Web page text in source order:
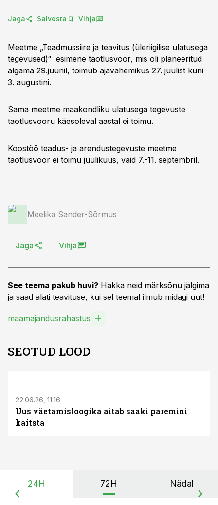
Jaga Salvesta Vihja
Meetme „Teadmussiire ja teavitus (üleriigilise ulatusega
tegevused)“ esimene taotlusvoor, mis oli planeeritud
algama 29.juunil, toimub ajavahemikus 27. juulist kuni
3. augustini.
Sama meetme maakondliku ulatusega tegevuste
taotlusvooru käesoleval aastal ei toimu.
Koostöö teadus- ja arendustegevuste meetme
taotlusvoor ei toimu juulikuus, vaid 7.-11. septembril.
Meelika Sander-Sõrmus
Jaga Vihja
See teema pakub huvi? Hakka neid märksõnu jälgima
ja saad alati teavituse, kui sel teemal ilmub midagi uut!
maamajandusrahastus
SEOTUD LOOD
22.06.26, 11:16
Uus väetamisloogika aitab saaki paremini
kaitsta
24H 72H Nädal